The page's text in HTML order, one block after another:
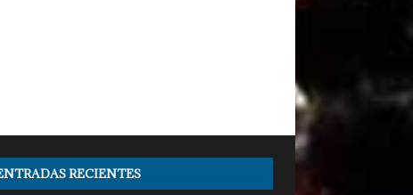
RECIENTES